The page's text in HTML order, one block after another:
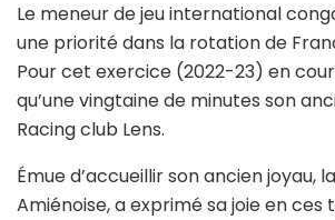
Le meneur de jeu international
une priorité dans la rotation de
Pour cet exercice (2022-23) en
qu’une vingtaine de minutes son
Racing club Lens.
Émue d’accueillir son ancien joyau,
Amiénoise, a exprimé sa joie en ces